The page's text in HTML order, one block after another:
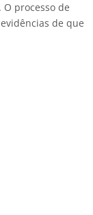
processo de
de que